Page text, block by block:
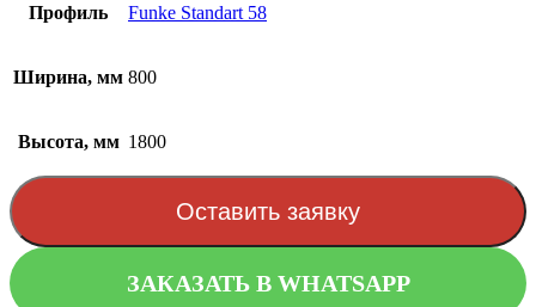
Профиль Funke Standart 58
Ширина, мм 800
Высота, мм 1800
Оставить заявку
ЗАКАЗАТЬ В WHATSAPP